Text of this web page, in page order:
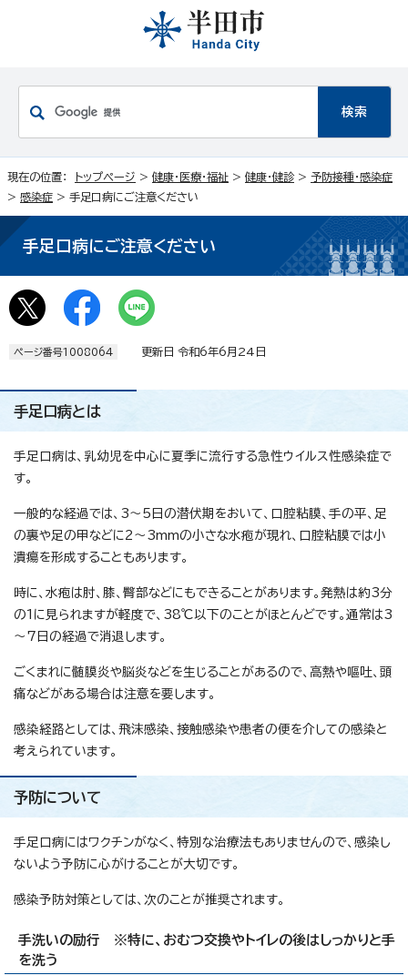
現在の位置： トップページ > 健康・医療・福祉 > 健康・健診> 予防接種・感染症
> 感染症 > 手足口病にご注意ください
手足口病にご注意ください
ページ番号1008064 更新日 令和6年6月24日
手足口病とは
手足口病は、乳幼児を中心に夏季に流行する急性ウイルス性感染症で
す。
一般的な経過では、3～5日の潜伏期をおいて、口腔粘膜、手の平、足
の裏や足の甲などに2～3mmの小さな水疱が現れ、口腔粘膜では小
潰瘍を形成することもあります。
時に、水疱は肘、膝、臀部などにもできることがあります。発熱は約3分
の1に見られますが軽度で、38℃以下のことがほとんどです。通常は3
～7日の経過で消退します。
ごくまれに髄膜炎や脳炎などを生じることがあるので、高熱や嘔吐、頭
痛などがある場合は注意を要します。
感染経路としては、飛沫感染、接触感染や患者の便を介しての感染と
考えられています。
予防について
手足口病にはワクチンがなく、特別な治療法もありませんので、感染し
ないよう予防に心がけることが大切です。
感染予防対策としては、次のことが推奨されます。
手洗いの励行 ※特に、おむつ交換やトイレの後はしっかりと手
を洗う